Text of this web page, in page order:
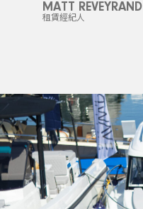
MATT REVEYRAND
租賃經紀人